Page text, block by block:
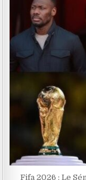
Fifa 2026 : Le